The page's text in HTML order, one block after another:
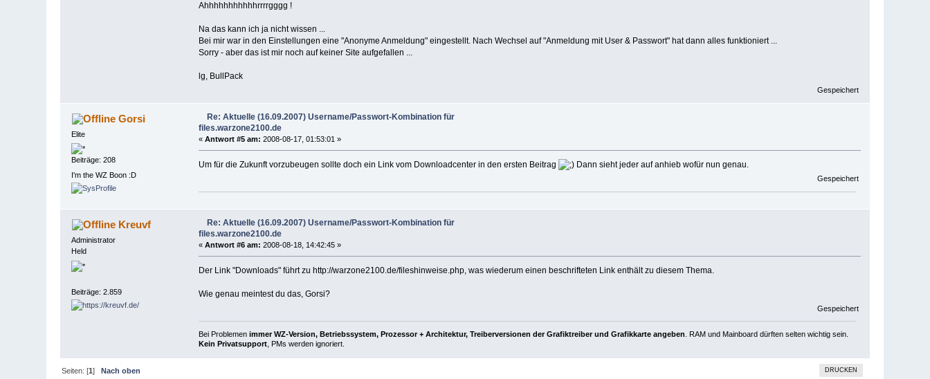
Ahhhhhhhhhhhrrrrgggg !
Na das kann ich ja nicht wissen ...
Bei mir war in den Einstellungen eine "Anonyme Anmeldung" eingestellt. Nach Wechsel auf "Anmeldung mit User & Passwort" hat dann alles funktioniert ...
Sorry - aber das ist mir noch auf keiner Site aufgefallen ...
lg, BullPack
Gespeichert
Gorsi
Elite
Beiträge: 208
I'm the WZ Boon :D
Re: Aktuelle (16.09.2007) Username/Passwort-Kombination für
files.warzone2100.de
« Antwort #5 am: 2008-08-17, 01:53:01 »
Um für die Zukunft vorzubeugen sollte doch ein Link vom Downloadcenter in den ersten Beitrag Dann sieht jeder auf anhieb wofür nun genau.
Gespeichert
Kreuvf
Administrator
Held
Beiträge: 2.859
Re: Aktuelle (16.09.2007) Username/Passwort-Kombination für
files.warzone2100.de
« Antwort #6 am: 2008-08-18, 14:42:45 »
Der Link "Downloads" führt zu http://warzone2100.de/fileshinweise.php, was wiederum einen beschrifteten Link enthält zu diesem Thema.
Wie genau meintest du das, Gorsi?
Gespeichert
Bei Problemen immer WZ-Version, Betriebssystem, Prozessor + Architektur, Treiberversionen der Grafiktreiber und Grafikkarte angeben . RAM und Mainboard dürften selten wichtig sein.
Kein Privatsupport, PMs werden ignoriert.
DRUCKEN
Seiten: [1]Nach oben